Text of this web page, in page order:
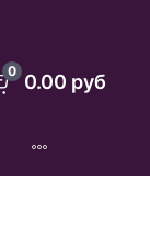
0 0.00 руб